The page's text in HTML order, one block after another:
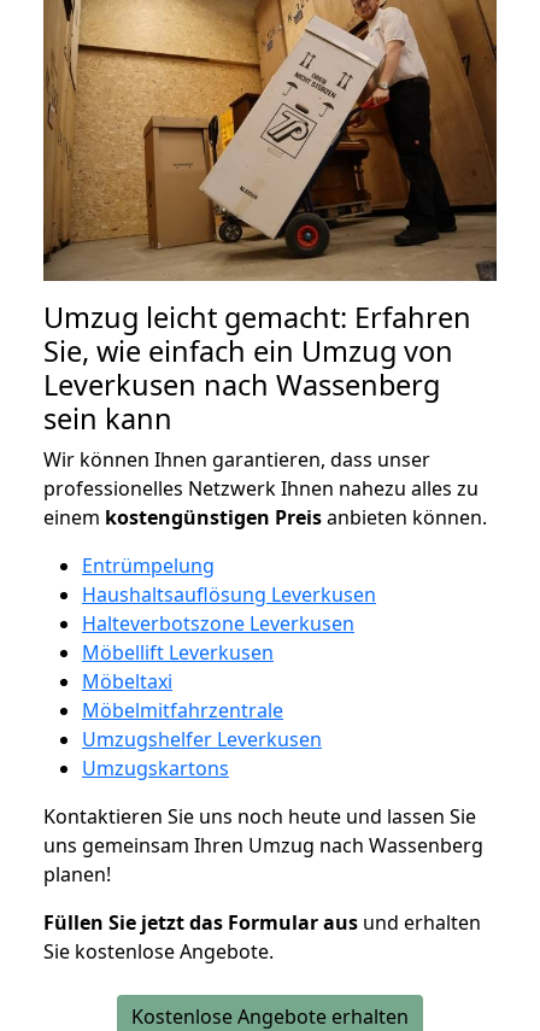
Umzug leicht gemacht: Erfahren
Sie, wie einfach ein Umzug von
Leverkusen nach Wassenberg
sein kann
Wir können Ihnen garantieren, dass unser
professionelles Netzwerk Ihnen nahezu alles zu
einem kostengünstigen Preisanbieten können.
Entrümpelung
Haushaltsauflösung Leverkusen
Halteverbotszone Leverkusen
Möbellift Leverkusen
Möbeltaxi
Möbelmitfahrzentrale
Umzugshelfer Leverkusen
Umzugskartons
Kontaktieren Sie uns noch heute und lassen Sie
uns gemeinsam Ihren Umzug nach Wassenberg
planen!
Füllen Sie jetzt das Formular aus und erhalten
Sie kostenlose Angebote.
Kostenlose Angebote erhalten